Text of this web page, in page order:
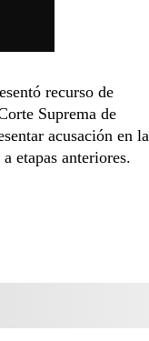
recurso de
Suprema de
acusación en la
etapas anteriores.